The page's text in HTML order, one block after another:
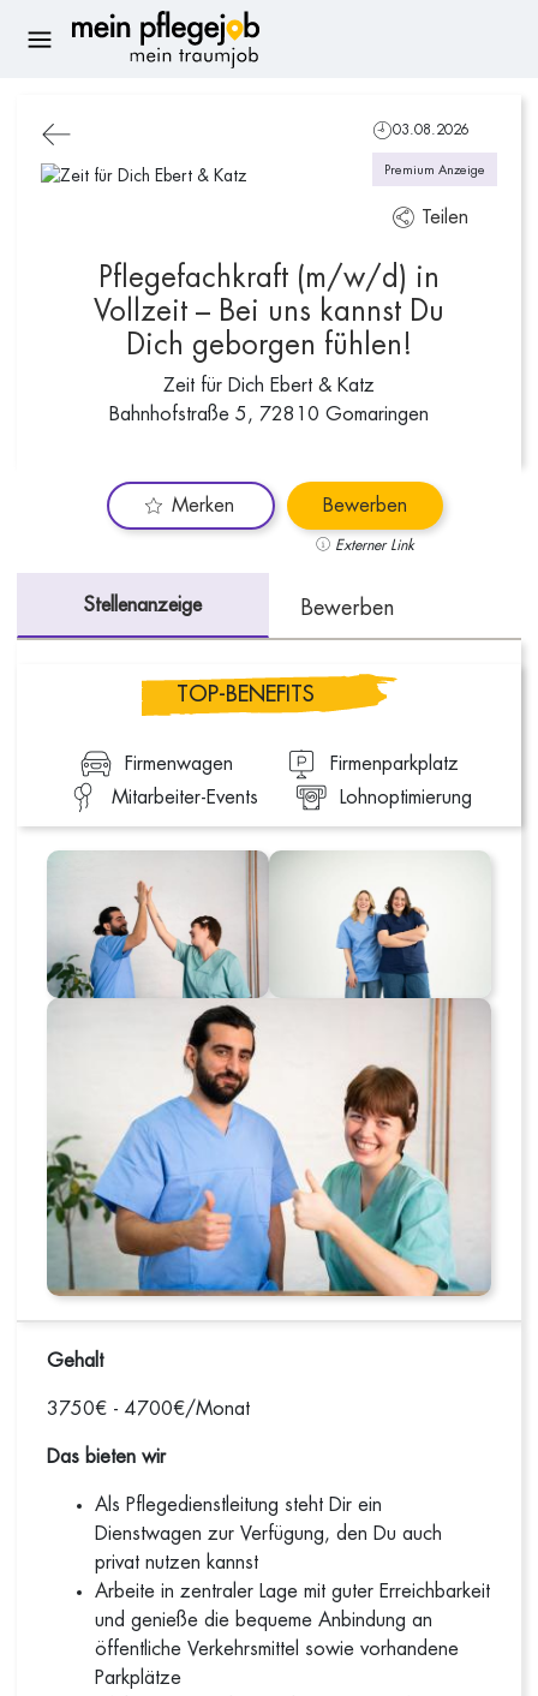
Pflegefachkraft (m/w/d) in
Vollzeit – Bei uns kannst Du
Dich geborgen fühlen!
Zeit für Dich Ebert & Katz
Bahnhofstraße 5, 72810 Gomaringen
03.08.2026
Premium Anzeige
Teilen
Merken Bewerben
Externer Link
Stellenanzeige Bewerben
TOP-BENEFITS
Firmenwagen
Firmenparkplatz
Mitarbeiter-Events
Lohnoptimierung
Gehalt
3750€ - 4700€/Monat
Das bieten wir
Als Pflegedienstleitung steht Dir ein
Dienstwagen zur Verfügung, den Du auch
privat nutzen kannst
Arbeite in zentraler Lage mit guter Erreichbarkeit
und genieße die bequeme Anbindung an
öffentliche Verkehrsmittel sowie vorhandene
Parkplätze